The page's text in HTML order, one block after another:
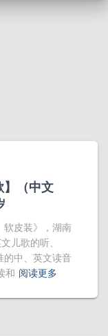
】（中文
软皮装》，湖南
儿歌的听、
的中、英文读音
和 阅读更多